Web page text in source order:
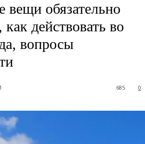
вещи обязательно
как действовать во
вопросы
0
685